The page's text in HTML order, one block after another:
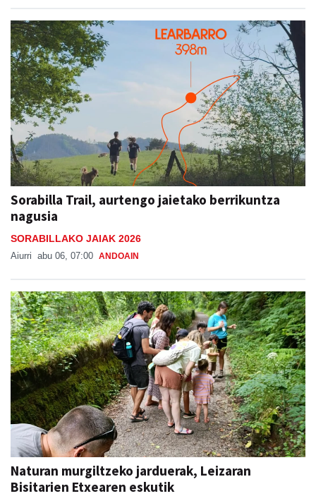
Sorabilla Trail, aurtengo jaietako berrikuntza
nagusia
SORABILLAKO JAIAK 2026
Aiurri abu 06, 07:00 ANDOAIN
Naturan murgiltzeko jarduerak, Leizaran
Bisitarien Etxearen eskutik